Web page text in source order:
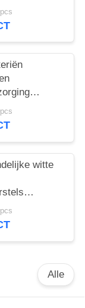
350g
doos 60
witte
bacteriën
Alle